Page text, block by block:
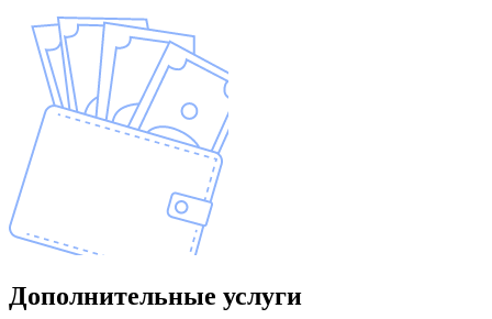
Дополнительные услуги